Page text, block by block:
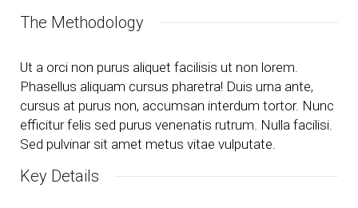
The Methodology
Ut a orci non purus aliquet facilisis ut non lorem.
Phasellus aliquam cursus pharetra! Duis urna ante,
cursus at purus non, accumsan interdum tortor. Nunc
efficitur felis sed purus venenatis rutrum. Nulla facilisi.
Sed pulvinar sit amet metus vitae vulputate.
Key Details